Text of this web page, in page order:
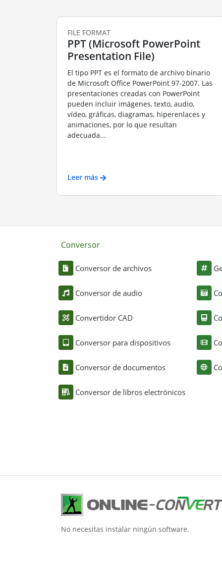
FILE FORMAT
PPT (Microsoft PowerPoint
Presentation File)
El tipo PPT es el formato de archivo binario
de Microsoft Office PowerPoint 97-2007. Las
presentaciones creadas con PowerPoint
pueden incluir imágenes, texto, audio,
vídeo, gráficas, diagramas, hiperenlaces y
animaciones, por lo que resultan
adecuada...
Leer más
Conversor
Conversor de archivos
Conversor de audio
Convertidor CAD
Conversor para dispositivos
Conversor de documentos
Conversor de libros electrónicos
No necesitas instalar ningún software.